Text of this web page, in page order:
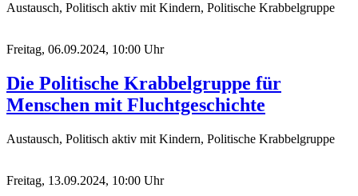
Austausch, Politisch aktiv mit Kindern, Politische Krabbelgruppe
Freitag, 06.09.2024, 10:00 Uhr
Die Politische Krabbelgruppe für
Menschen mit Fluchtgeschichte
Austausch, Politisch aktiv mit Kindern, Politische Krabbelgruppe
Freitag, 13.09.2024, 10:00 Uhr